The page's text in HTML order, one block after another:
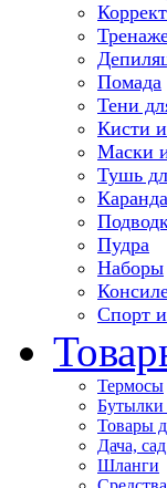
Помада
Тени
Кисти
Маски
Тушь
Пудра
Наборы
Спорт
Термосы
Товары
Дача,
Шланги